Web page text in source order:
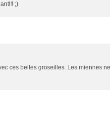
;)
ces belles groseilles. Les miennes